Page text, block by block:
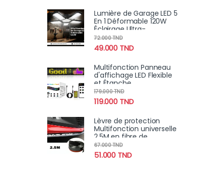
Lumière de Garage LED 5
En 1 Déformable 120W
Éclairage Ultra-
Lumineux avec
Panneaux Réglables –
E27 6500K
49.000 TND
72.000TND
Multifonction Panneau
d'affichage LED Flexible
et Étanche
Programmable par
Application avec
Télécommande
119.000 TND
179.000TND
Lèvre de protection
Multifonction universelle
2.5M en fibre de
carbone Samurai pour
voiture
51.000 TND
67.000TND